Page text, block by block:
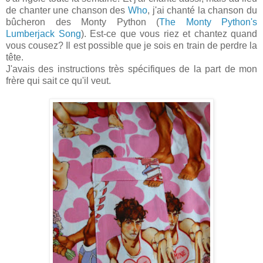
de chanter une chanson des Who, j'ai chanté la chanson du
bûcheron des Monty Python (The Monty Python's
Lumberjack Song). Est-ce que vous riez et chantez quand
vous cousez? Il est possible que je sois en train de perdre la
tête.
J'avais des instructions très spécifiques de la part de mon
frère qui sait ce qu'il veut.